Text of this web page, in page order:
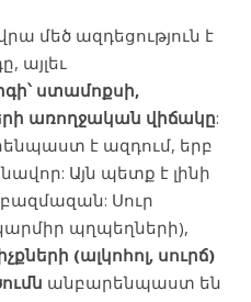
մեծ ազդեցություն է
այլեւ
ստամոքսի,
առողջական վիճակը:
է ազդում, երբ
Այն պետք է լինի
Սուր
պղպեղների),
(ալկոհոլ, սուրճ)
անբարենպաստ են